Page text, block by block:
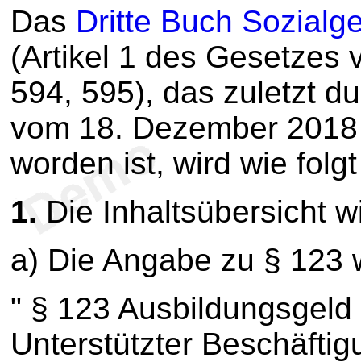
Das Dritte Buch
(Artikel 1 des Gesetzes
594, 595), das zuletzt
vom 18. Dezember
worden ist, wird wie
1. Die Inhaltsübersicht
a) Die Angabe zu § 123
" § 123
Unterstützter